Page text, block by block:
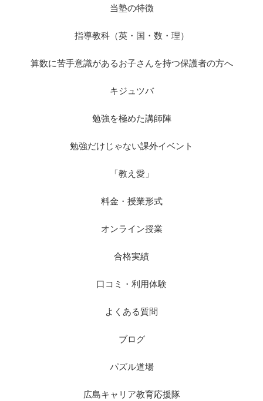
当塾の特徴
指導教科（英・国・数・理）
算数に苦手意識があるお子さんを持つ保護者の方へ
キジュツバ
勉強を極めた講師陣
勉強だけじゃない課外イベント
「教え愛」
料金・授業形式
オンライン授業
合格実績
口コミ・利用体験
よくある質問
ブログ
パズル道場
広島キャリア教育応援隊